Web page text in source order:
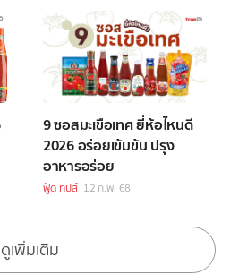
9 ซอสมะเขือเทศ ยี่ห้อไหนดี
2026 อร่อยเข้มข้น ปรุง
อาหารอร่อย
ฟู้ด ทิปส์ 12 ก.พ. 68
ดูเพิ่มเติม